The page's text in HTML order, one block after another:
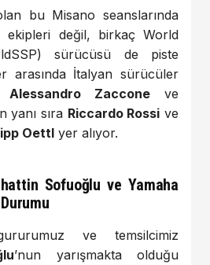
bu Misano seanslarında
ekipleri değil, birkaç World
sürücüsü de piste
arasında İtalyan sürücüler
Alessandro Zaccone ve
yanı sıra Riccardo Rossi ve
Oettl yer alıyor.
Sofuoğlu ve Yamaha
ve temsilcimiz
’nun yarışmakta olduğu